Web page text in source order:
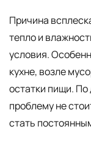
Причина
тепло и
условия.
кухне, возле
остатки пищи.
проблему не
стать